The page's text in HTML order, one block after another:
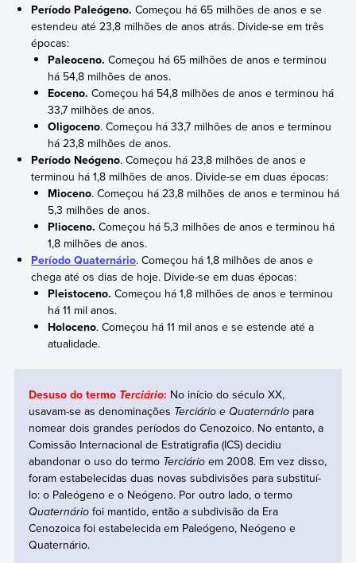
Período Paleógeno.Começou há 65 milhões de anos e se
estendeu até 23,8 milhões de anos atrás. Divide-se em três
épocas:
Paleoceno.Começou há 65 milhões de anos e terminou
há 54,8 milhões de anos.
Eoceno. Começou há 54,8 milhões de anos e terminou há
33,7 milhões de anos.
Oligoceno. Começou há 33,7 milhões de anos e terminou
há 23,8 milhões de anos.
Período Neógeno. Começou há 23,8 milhões de anos e
terminou há 1,8 milhões de anos. Divide-se em duas épocas:
Mioceno. Começou há 23,8 milhões de anos e terminou há
5,3 milhões de anos.
Plioceno. Começou há 5,3 milhões de anos e terminou há
1,8 milhões de anos.
Período Quaternário. Começou há 1,8 milhões de anos e
chega até os dias de hoje. Divide-se em duas épocas:
Pleistoceno. Começou há 1,8 milhões de anos e terminou
há 11 mil anos.
Holoceno. Começou há 11 mil anos e se estende até a
atualidade.
Desuso do termo Terciário: No início do século XX,
usavam-se as denominações Terciário e Quaternáriopara
nomear dois grandes períodos do Cenozoico. No entanto, a
Comissão Internacional de Estratigrafia (ICS) decidiu
abandonar o uso do termo Terciárioem 2008. Em vez disso,
foram estabelecidas duas novas subdivisões para substituí-
lo: o Paleógeno e o Neógeno. Por outro lado, o termo
Quaternáriofoi mantido, então a subdivisão da Era
Cenozoica foi estabelecida em Paleógeno, Neógeno e
Quaternário.